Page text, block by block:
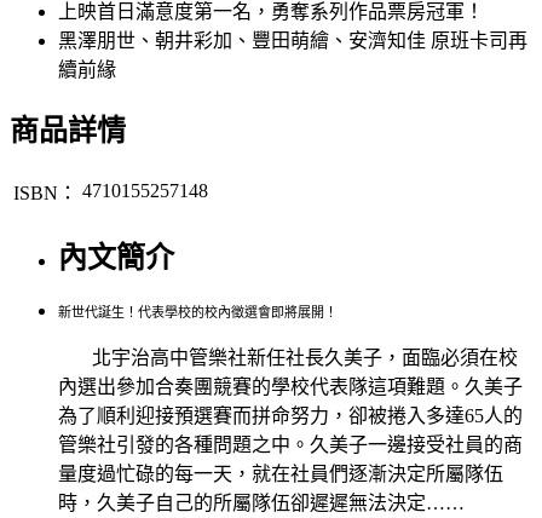
上映首日滿意度第一名，勇奪系列作品票房冠軍！
黑澤朋世、朝井彩加、豐田萌繪、安濟知佳 原班卡司再
續前緣
商品詳情
ISBN： 4710155257148
內文簡介
新世代誕生！代表學校的校內徵選會即將展開！
北宇治高中管樂社新任社長久美子，面臨必須在校
內選出參加合奏團競賽的學校代表隊這項難題。久美子
為了順利迎接預選賽而拼命努力，卻被捲入多達65人的
管樂社引發的各種問題之中。久美子一邊接受社員的商
量度過忙碌的每一天，就在社員們逐漸決定所屬隊伍
時，久美子自己的所屬隊伍卻遲遲無法決定……